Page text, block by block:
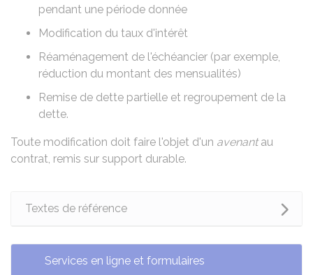
pendant une période donnée
Modification du taux d'intérêt
Réaménagement de l'échéancier (par exemple,
réduction du montant des mensualités)
Remise de dette partielle et regroupement de la
dette.
Toute modification doit faire l'objet d'un avenantau
contrat, remis sur support durable.
Textes de référence
Services en ligne et formulaires